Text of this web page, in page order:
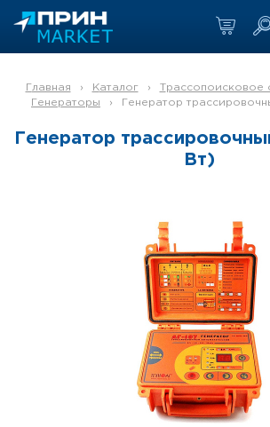
Главная › Каталог › Трассопоисковое
Генераторы
› Генератор
Генератор
Вт)